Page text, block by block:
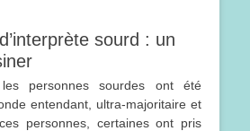
sourd : un
personnes sourdes ont été
entendant, ultra-majoritaire et
personnes, certaines ont pris